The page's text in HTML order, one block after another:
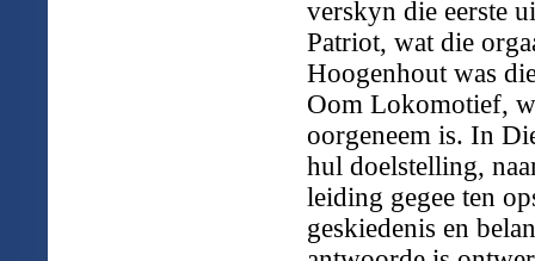
verskyn die eerste
Patriot, wat die
Hoogenhout was
Oom Lokomotief,
oorgeneem is. In
hul doelstelling,
leiding gegee ten
geskiedenis en